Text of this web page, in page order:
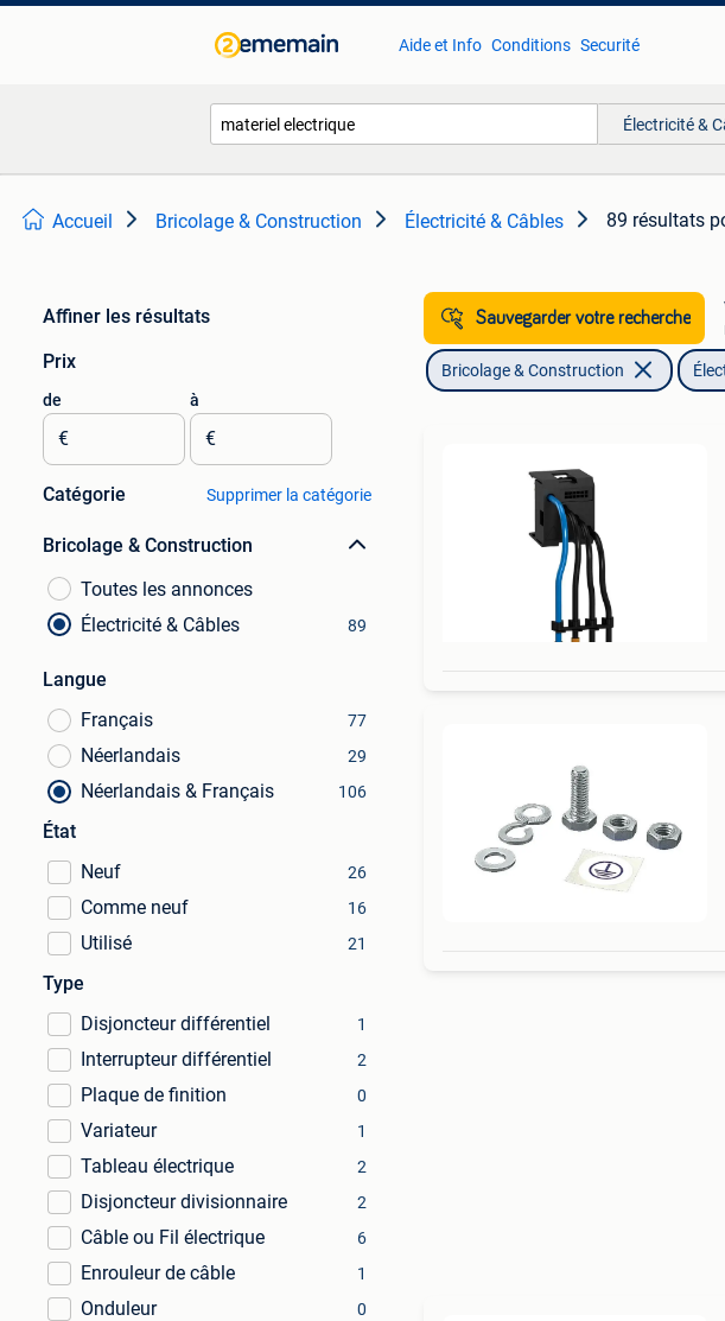
Aide et Info Conditions Securité
Électricité &
Accueil Bricolage & Construction Électricité & Câbles 89 résultats
Affiner les résultats
Prix
de
€
à
€
Catégorie Supprimer la catégorie
Bricolage & Construction
Toutes les annonces
Électricité & Câbles
89
Langue
Français
77
Néerlandais 29
Néerlandais & Français 106
État
Neuf
26
Comme neuf 16
Utilisé 21
Type
Disjoncteur différentiel
1
Interrupteur différentiel 2
Plaque de finition 0
Variateur 1
Tableau électrique 2
Disjoncteur divisionnaire 2
Câble ou Fil électrique 6
Enrouleur de câble 1
Onduleur 0
Sauvegarder votre recherche
Bricolage & Construction